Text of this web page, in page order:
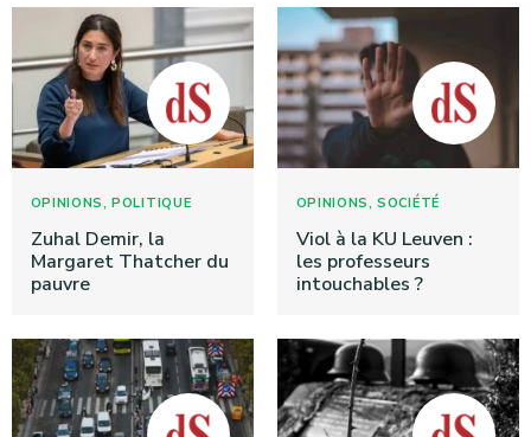
OPINIONS,POLITIQUE
Zuhal Demir, la
Margaret Thatcher du
pauvre
OPINIONS,SOCIÉTÉ
Viol à la KU Leuven :
les professeurs
intouchables ?